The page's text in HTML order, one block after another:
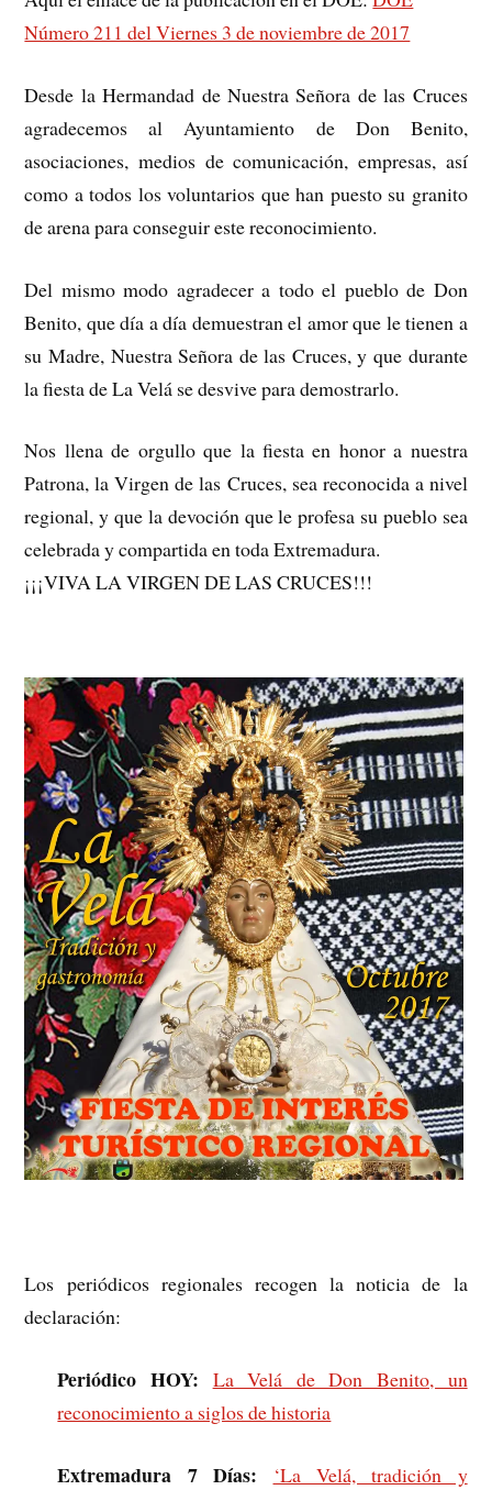
Número 211 del Viernes 3 de noviembre de 2017
Desde la Hermandad de Nuestra Señora de las Cruces
agradecemos al Ayuntamiento de Don Benito,
asociaciones, medios de comunicación, empresas, así
como a todos los voluntarios que han puesto su granito
de arena para conseguir este reconocimiento.
Del mismo modo agradecer a todo el pueblo de Don
Benito, que día a día demuestran el amor que le tienen a
su Madre, Nuestra Señora de las Cruces, y que durante
la fiesta de La Velá se desvive para demostrarlo.
Nos llena de orgullo que la fiesta en honor a nuestra
Patrona, la Virgen de las Cruces, sea reconocida a nivel
regional, y que la devoción que le profesa su pueblo sea
celebrada y compartida en toda Extremadura.
¡¡¡VIVA LA VIRGEN DE LAS CRUCES!!!
Los periódicos regionales recogen la noticia de la
declaración:
Periódico HOY: La Velá de Don Benito, un
reconocimiento a siglos de historia
Extremadura 7 Días:
‘La Velá, tradición y